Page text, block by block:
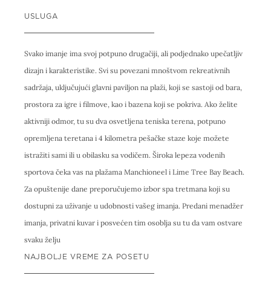
USLUGA
Svako imanje ima svoj potpuno drugačiji, ali podjednako upečatljiv
dizajn i karakteristike. Svi su povezani mnoštvom rekreativnih
sadržaja, uključujući glavni paviljon na plaži, koji se sastoji od bara,
prostora za igre i filmove, kao i bazena koji se pokriva. Ako želite
aktivniji odmor, tu su dva osvetljena teniska terena, potpuno
opremljena teretana i 4 kilometra pešačke staze koje možete
istražiti sami ili u obilasku sa vodičem. Široka lepeza vodenih
sportova čeka vas na plažama Manchioneel i Lime Tree Bay Beach.
Za opuštenije dane preporučujemo izbor spa tretmana koji su
dostupni za uživanje u udobnosti vašeg imanja. Predani menadžer
imanja, privatni kuvar i posvećen tim osoblja su tu da vam ostvare
svaku želju
NAJBOLJE VREME ZA POSETU